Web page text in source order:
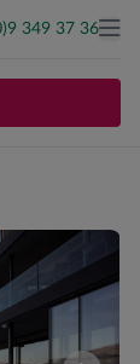
349 37 36